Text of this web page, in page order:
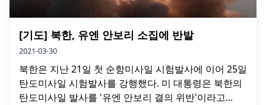
[기도] 북한, 유엔 안보리 소집에 반발
2021-03-30
북한은 지난 21일 첫 순항미사일 시험발사에 이어 25일
탄도미사일 시험발사를 강행했다. 미 대통령은 북한의
탄도미사일 발사를 '유엔 안보리 결의 위반'이라고...